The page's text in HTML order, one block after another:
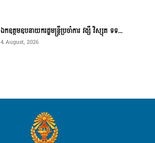
ឯកឧត្តមឧបនាយករដ្ឋមន្ត្រីប្រចាំការ វង្សី វិស្សុត ទទ...
4 August, 2026